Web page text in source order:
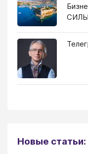
Новые статьи: